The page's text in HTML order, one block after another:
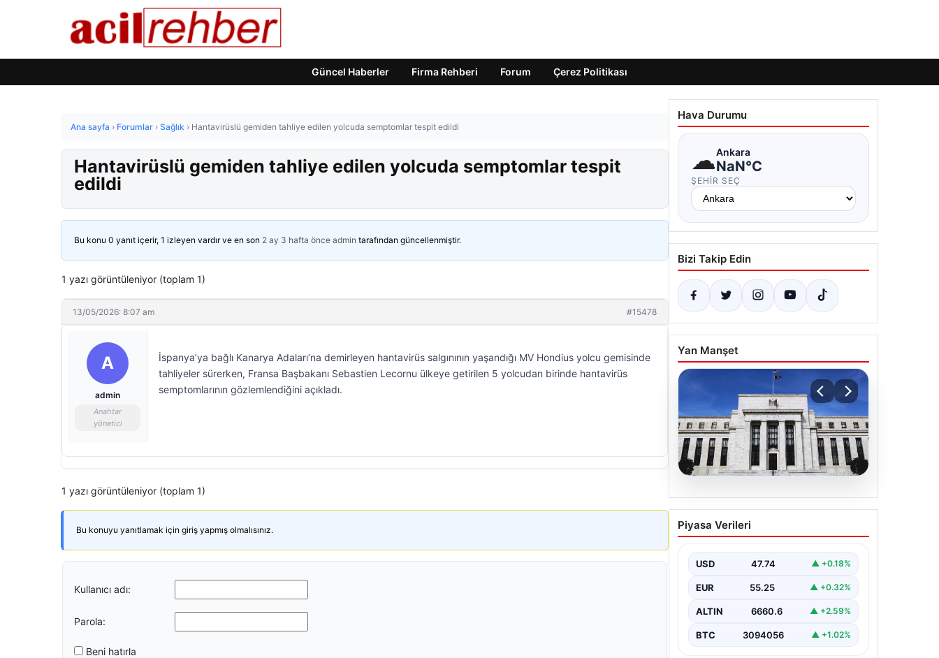
Güncel Haberler Firma Rehberi Forum Çerez Politikası
Ana sayfa › Forumlar › Sağlık › Hantavirüslü gemiden tahliye edilen yolcuda semptomlar tespit edildi
Hantavirüslü gemiden tahliye edilen yolcuda semptomlar tespit
edildi
Bu konu 0 yanıt içerir, 1 izleyen vardır ve en son 2 ay 3 hafta önce admin tarafından güncellenmiştir.
1 yazı görüntüleniyor (toplam 1)
13/05/2026: 8:07 am #15478
A
admin
Anahtar
yönetici
İspanya’ya bağlı Kanarya Adaları’na demirleyen hantavirüs salgınının yaşandığı MV Hondius yolcu gemisinde
tahliyeler sürerken, Fransa Başbakanı Sebastien Lecornu ülkeye getirilen 5 yolcudan birinde hantavirüs
semptomlarının gözlemlendiğini açıkladı.
1 yazı görüntüleniyor (toplam 1)
Bu konuyu yanıtlamak için giriş yapmış olmalısınız.
Kullanıcı adı:
Parola:
Beni hatırla
Hava Durumu
☁Ankara
NaN°C
ŞEHIR SEÇ
Bizi Takip Edin
Yan Manşet
Fed faizi sabit tuttu
Piyasa Verileri
USD 47.74 ▲ +0.18%
EUR 55.25 ▲ +0.32%
ALTIN 6660.6 ▲ +2.59%
BTC 3094056 ▲ +1.02%